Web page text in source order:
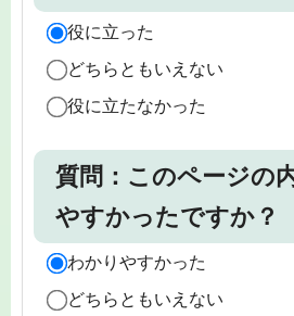
役に立った
どちらともいえない
役に立たなかった
質問：このページの
やすかったですか？
わかりやすかった
どちらともいえない